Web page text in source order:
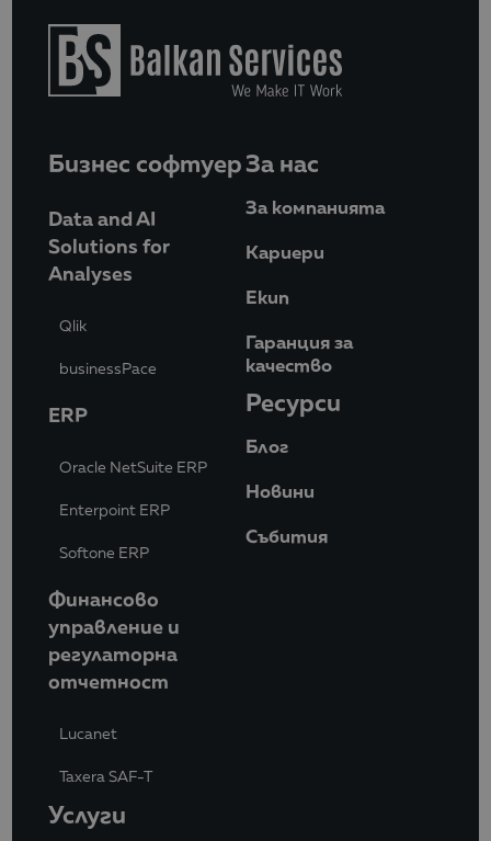
Бизнес софтуер
Data and AI
Solutions for
Analyses
Qlik
businessPace
ERP
Oracle NetSuite ERP
Enterpoint ERP
Softone ERP
Финансово
управление и
регулаторна
отчетност
Lucanet
Taxera SAF-T
Услуги
За нас
За компанията
Кариери
Eкип
Гаранция за
качество
Ресурси
Блог
Новини
Събития